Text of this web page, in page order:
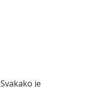
je